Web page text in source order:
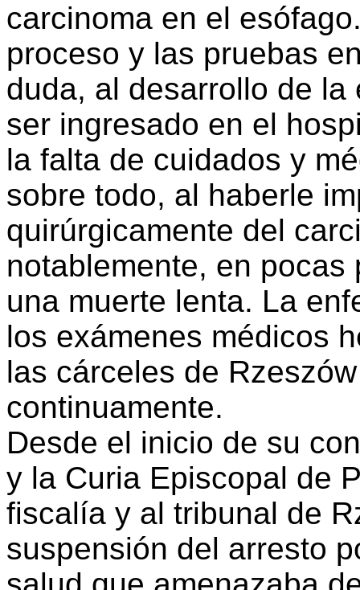
carcinoma en el
proceso y las pruebas
duda, al desarrollo de
ser ingresado en el
la falta de cuidados y
sobre todo, al haberle
quirúrgicamente del
notablemente, en
una muerte lenta. La
los exámenes médicos
las cárceles de
continuamente.
Desde el inicio de su
y la Curia Episcopal de
fiscalía y al tribunal de
suspensión del arresto